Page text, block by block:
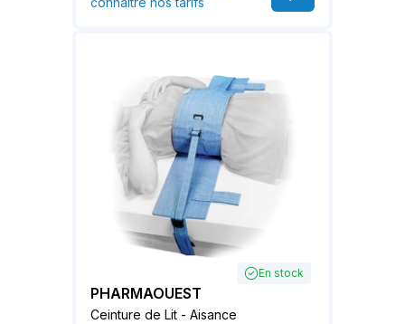
En stock
PHARMAOUEST
Ceinture de Lit - Aisance